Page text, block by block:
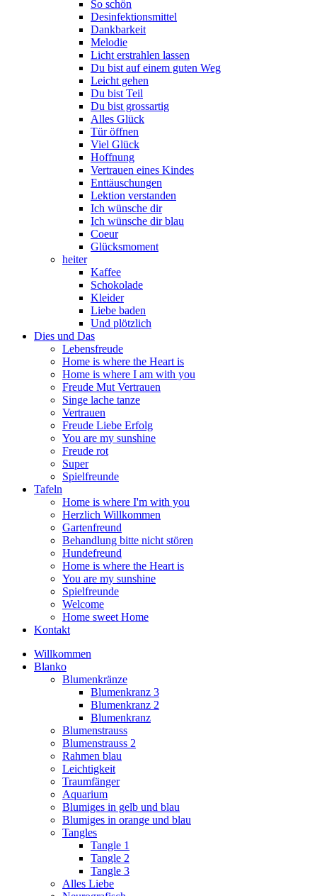
So schön
Desinfektionsmittel
Dankbarkeit
Melodie
Licht erstrahlen lassen
Du bist auf einem guten Weg
Leicht gehen
Du bist Teil
Du bist grossartig
Alles Glück
Tür öffnen
Viel Glück
Hoffnung
Vertrauen eines Kindes
Enttäuschungen
Lektion verstanden
Ich wünsche dir
Ich wünsche dir blau
Coeur
Glücksmoment
heiter
Kaffee
Schokolade
Kleider
Liebe baden
Und plötzlich
Dies und Das
Lebensfreude
Home is where the Heart is
Home is where I am with you
Freude Mut Vertrauen
Singe lache tanze
Vertrauen
Freude Liebe Erfolg
You are my sunshine
Freude rot
Super
Spielfreunde
Tafeln
Home is where I'm with you
Herzlich Willkommen
Gartenfreund
Behandlung bitte nicht stören
Hundefreund
Home is where the Heart is
You are my sunshine
Spielfreunde
Welcome
Home sweet Home
Kontakt
Willkommen
Blanko
Blumenkränze
Blumenkranz 3
Blumenkranz 2
Blumenkranz
Blumenstrauss
Blumenstrauss 2
Rahmen blau
Leichtigkeit
Traumfänger
Aquarium
Blumiges in gelb und blau
Blumiges in orange und blau
Tangles
Tangle 1
Tangle 2
Tangle 3
Alles Liebe